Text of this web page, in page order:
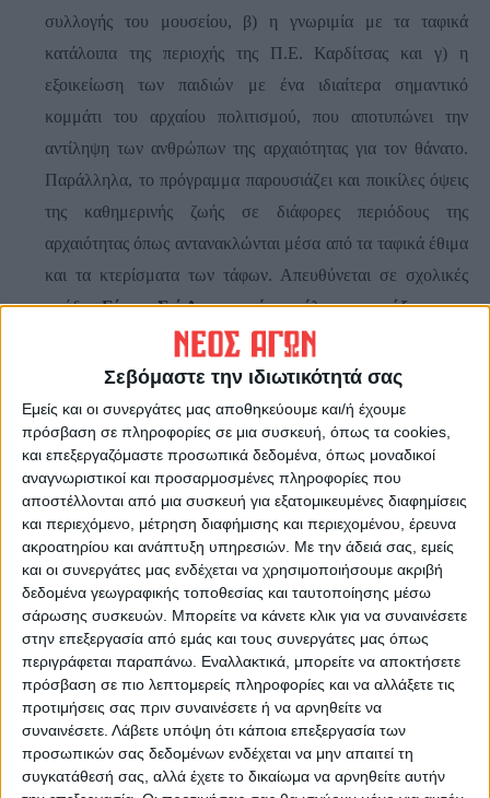
Σεβόμαστε την ιδιωτικότητά σας
Εμείς και οι συνεργάτες μας αποθηκεύουμε και/ή έχουμε
πρόσβαση σε πληροφορίες σε μια συσκευή, όπως τα cookies,
και επεξεργαζόμαστε προσωπικά δεδομένα, όπως μοναδικοί
αναγνωριστικοί και προσαρμοσμένες πληροφορίες που
αποστέλλονται από μια συσκευή για εξατομικευμένες διαφημίσεις
και περιεχόμενο, μέτρηση διαφήμισης και περιεχομένου, έρευνα
ακροατηρίου και ανάπτυξη υπηρεσιών. Με την άδειά σας, εμείς
και οι συνεργάτες μας ενδέχεται να χρησιμοποιήσουμε ακριβή
δεδομένα γεωγραφικής τοποθεσίας και ταυτοποίησης μέσω
σάρωσης συσκευών. Μπορείτε να κάνετε κλικ για να συναινέσετε
στην επεξεργασία από εμάς και τους συνεργάτες μας όπως
περιγράφεται παραπάνω. Εναλλακτικά, μπορείτε να αποκτήσετε
πρόσβαση σε πιο λεπτομερείς πληροφορίες και να αλλάξετε τις
προτιμήσεις σας πριν συναινέσετε ή να αρνηθείτε να
συναινέσετε. Λάβετε υπόψη ότι κάποια επεξεργασία των
προσωπικών σας δεδομένων ενδέχεται να μην απαιτεί τη
συγκατάθεσή σας, αλλά έχετε το δικαίωμα να αρνηθείτε αυτήν
συλλογής του μουσείου, β) η γνωριμία με τα ταφικά
κατάλοιπα της περιοχής της Π.Ε. Καρδίτσας και γ) η
εξοικείωση των παιδιών με ένα ιδιαίτερα σημαντικό
κομμάτι του αρχαίου πολιτισμού, που αποτυπώνει την
αντίληψη των ανθρώπων της αρχαιότητας για τον θάνατο.
Παράλληλα, το πρόγραμμα παρουσιάζει και ποικίλες όψεις
της καθημερινής ζωής σε διάφορες περιόδους της
αρχαιότητας όπως αντανακλώνται μέσα από τα ταφικά έθιμα
και τα κτερίσματα των τάφων. Απευθύνεται σε σχολικές
ομάδεςΕ΄ και Στ΄ Δημοτικού και όλων των τάξεων του
εποχή». Στόχος του προγράμματος είναι η γνωριμία των
μαθητώνμε τον νεολιθικό πολιτισμό, την οργάνωση
της καθημερινής ζωής και των ποικίλων δραστηριοτήτων
των κατοίκων ενός νεολιθικού χωριού. Απευθύνεται σε
σχολικές ομάδες τηςΓ΄ καιΔ΄ Δημοτικού
«Ταξιδεύοντας με βαγόνι σε ένα ιερό άλσος».Τα παιδιά
συντροφιά με τη θεά Αθηνά Ιτωνία ταξιδεύουν πίσω στην
αρχαιότητα για να γνωρίσουν την μακρόχρονη ιστορία του
ομώνυμου Πανθεσσαλικού Ιερού και τη λατρεία της θεάς
στη Φίλια της Π. Ε. Καρδίτσας. Παράλληλα με την ιστορία
του ιερού της παρακολουθούν τη δημιουργία και την εξέλιξη